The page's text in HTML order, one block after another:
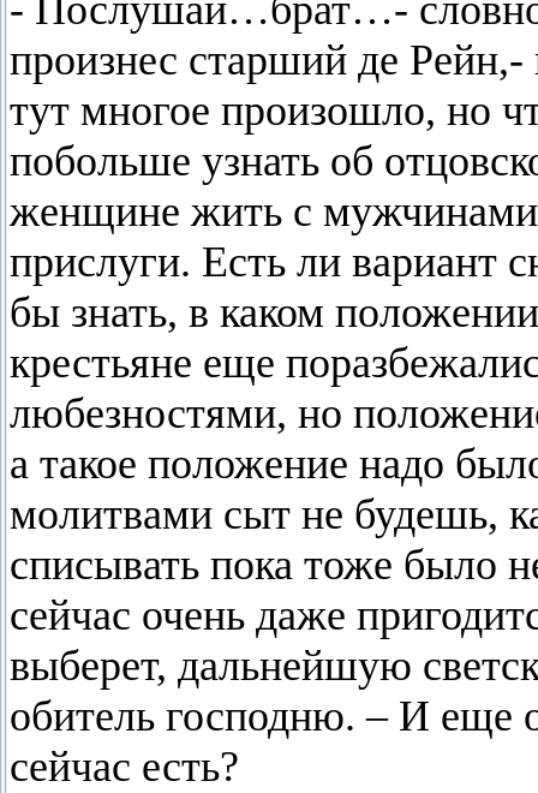
- Послушай…брат…- словно
произнес старший де
тут многое произошло, но
побольше узнать об
женщине жить с мужчинами
прислуги. Есть ли вариант
бы знать, в каком
крестьяне еще
любезностями, но
а такое положение надо
молитвами сыт не будешь,
списывать пока тоже было
сейчас очень даже
выберет, дальнейшую
обитель господню. – И еще
сейчас есть?